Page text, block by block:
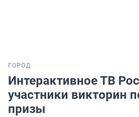
ГОРОД
Интерактивное ТВ
участники викторин
призы